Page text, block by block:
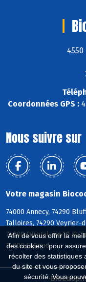
Afin de vous offrir la
des cookies : pour
récolter des statistiques
du site et vous
sécurité. Vous
Coordonnées GPS :
Nous suivre sur
Votre magasin
74000 Annecy, 74290
Talloires, 74290 Veyrier-
74600 Quintal, 74410 St-
74600 Seynod